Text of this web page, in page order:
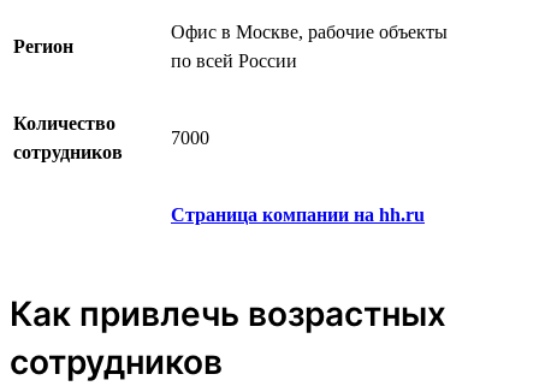
Регион
Офис в Москве, рабочие объекты
по всей России
Количество
сотрудников
7000
Страница компании на hh.ru
Как привлечь возрастных
сотрудников